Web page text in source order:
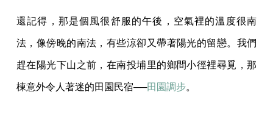
還記得，那是個風很舒服的午後，空氣裡的溫度很南
法，像傍晚的南法，有些涼卻又帶著陽光的留戀。我們
趕在陽光下山之前，在南投埔里的鄉間小徑裡尋覓，那
棟意外令人著迷的田園民宿──田園調步。